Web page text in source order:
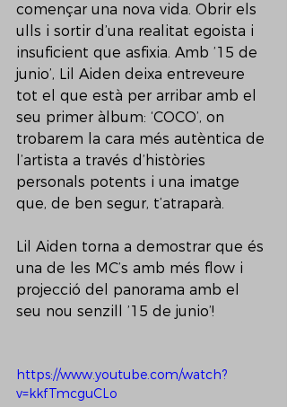
començar una nova vida. Obrir els
ulls i sortir d’una realitat egoista i
insuficient que asfixia. Amb ’15 de
junio’, Lil Aiden deixa entreveure
tot el que està per arribar amb el
seu primer àlbum: ‘COCO’, on
trobarem la cara més autèntica de
l’artista a través d’històries
personals potents i una imatge
que, de ben segur, t’atraparà.
Lil Aiden torna a demostrar que és
una de les MC’s amb més flow i
projecció del panorama amb el
seu nou senzill ’15 de junio’!
https://www.youtube.com/watch?
v=kkfTmcguCLo